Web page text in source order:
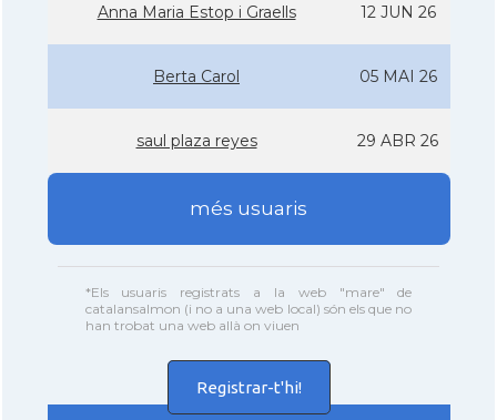
Anna Maria Estop i Graells 12 JUN 26
Berta Carol 05 MAI 26
saul plaza reyes 29 ABR 26
més usuaris
*Els usuaris registrats a la web "mare" de
catalansalmon (i no a una web local) són els que no
han trobat una web allà on viuen
Registrar-t'hi!